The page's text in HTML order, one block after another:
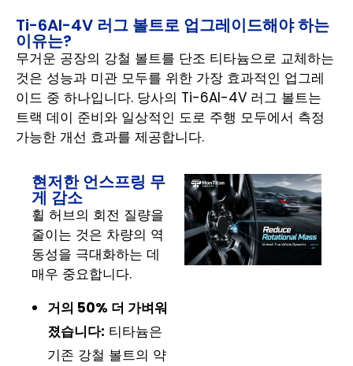
Ti-6Al-4V 러그 볼트로 업그레이드해야 하는
이유는?
무거운 공장의 강철 볼트를 단조 티타늄으로 교체하는
것은 성능과 미관 모두를 위한 가장 효과적인 업그레
이드 중 하나입니다. 당사의 Ti-6Al-4V 러그 볼트는
트랙 데이 준비와 일상적인 도로 주행 모두에서 측정
가능한 개선 효과를 제공합니다.
현저한 언스프링 무
게 감소
휠 허브의 회전 질량을
줄이는 것은 차량의 역
동성을 극대화하는 데
매우 중요합니다.
거의 50% 더 가벼워
졌습니다: 티타늄은
기존 강철 볼트의 약